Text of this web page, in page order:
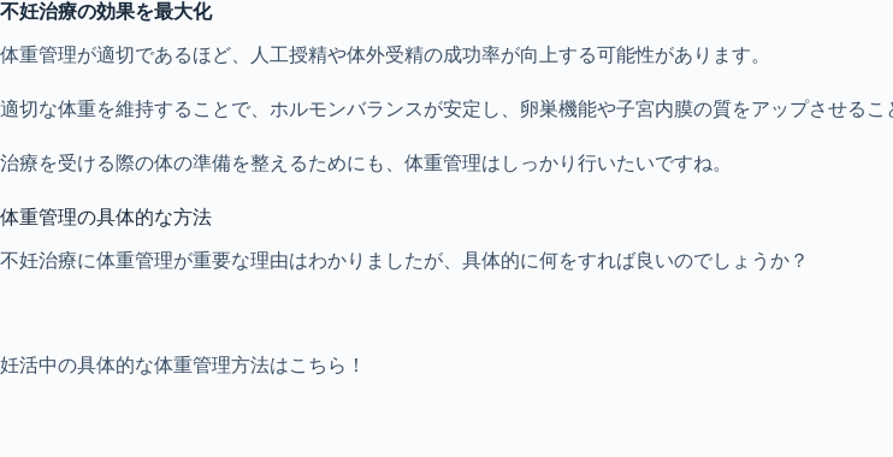
不妊治療の効果を最大化
体重管理が適切であるほど、人工授精や体外受精の成功率が向上する可能性があります。
適切な体重を維持することで、ホルモンバランスが安定し、卵巣機能や子宮内膜の質をアップさせるこ
治療を受ける際の体の準備を整えるためにも、体重管理はしっかり行いたいですね。
体重管理の具体的な方法
不妊治療に体重管理が重要な理由はわかりましたが、具体的に何をすれば良いのでしょうか？
妊活中の具体的な体重管理方法はこちら！